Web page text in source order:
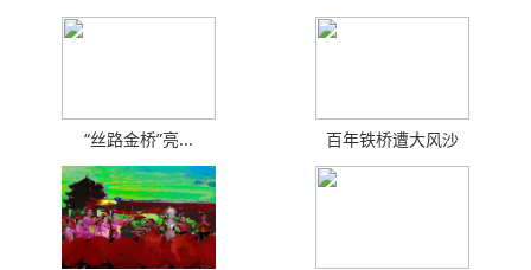
“丝路金桥”亮... 百年铁桥遭大风沙